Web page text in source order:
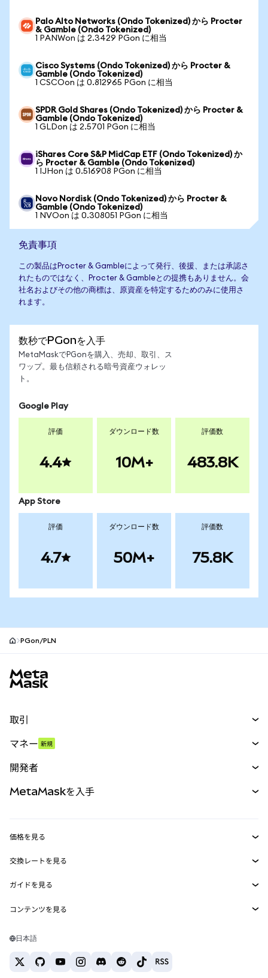
Palo Alto Networks (Ondo Tokenized) から Procter
& Gamble (Ondo Tokenized)
1 PANWon は 2.3429 PGon に相当
Cisco Systems (Ondo Tokenized) から Procter &
Gamble (Ondo Tokenized)
1 CSCOon は 0.812965 PGon に相当
SPDR Gold Shares (Ondo Tokenized) から Procter &
Gamble (Ondo Tokenized)
1 GLDon は 2.5701 PGon に相当
iShares Core S&P MidCap ETF (Ondo Tokenized) か
ら Procter & Gamble (Ondo Tokenized)
1 IJHon は 0.516908 PGon に相当
Novo Nordisk (Ondo Tokenized) から Procter &
Gamble (Ondo Tokenized)
1 NVOon は 0.308051 PGon に相当
免責事項
この製品はProcter & Gambleによって発行、後援、または承認さ
れたものではなく、Procter & Gambleとの提携もありません。会
社名およびその他の商標は、原資産を特定するためのみに使用さ
れます。
数秒でPGonを入手
MetaMaskでPGonを購入、売却、取引、ス
ワップ。最も信頼される暗号資産ウォレッ
ト。
Google Play
評価
4.4
ダウンロード数
10M+
評価数
483.8K
App Store
評価
4.7
ダウンロード数
50M+
評価数
75.8K
PGon/PLN
取引
パーペチュアル
RWA
マネー 新規
開発者
MetaMask Connect
Snaps
Web3サービス
MetaMaskを入手
セキュリティ
サポート
キャリア
お問い合わせ
価格を見る
イーサリアムの価格
Solanaの価格
Tetherの価格
交換レートを見る
ETH→USD
USDT→INR
BTC→INR
ETH→USDT
ガイドを見る
ETHの購入
USDTの購入
コンテンツを見る
Solanaウォレット
日本語